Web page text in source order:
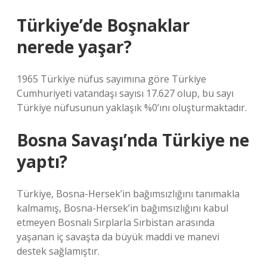
Türkiye’de Boşnaklar
nerede yaşar?
1965 Türkiye nüfus sayımına göre Türkiye
Cumhuriyeti vatandaşı sayısı 17.627 olup, bu sayı
Türkiye nüfusunun yaklaşık %0’ını oluşturmaktadır.
Bosna Savaşı’nda Türkiye ne
yaptı?
Türkiye, Bosna-Hersek’in bağımsızlığını tanımakla
kalmamış, Bosna-Hersek’in bağımsızlığını kabul
etmeyen Bosnalı Sırplarla Sırbistan arasında
yaşanan iç savaşta da büyük maddi ve manevi
destek sağlamıştır.